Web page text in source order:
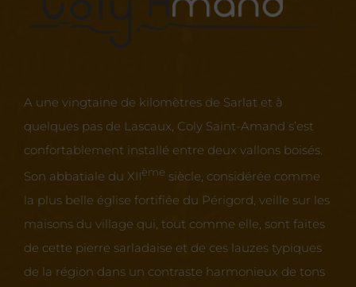
A une vingtaine de kilomètres de Sarlat et à
quelques pas de Lascaux, Coly Saint-Amand s’est
confortablement installé entre deux vallons boisés.
Son abbatiale du XIIème siècle, considérée comme
la plus belle église fortifiée du Périgord, veille sur les
maisons du village qui, tout comme elle, sont faites
de cette pierre sarladaise et de ces lauzes typiques
de la région dans un contraste harmonieux de tons